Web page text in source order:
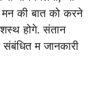
की बात को करने
होगे. संतान
म जानकारी